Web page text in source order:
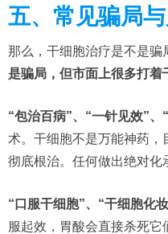
五、常见骗局
那么，干细胞治疗是不是骗
是骗局，但市面上很多打
“包治百病”、“一针见效”、
术。干细胞不是万能神药，
彻底根治。任何做出绝对化
“口服干细胞”、“干细胞化
服起效，胃酸会直接杀死